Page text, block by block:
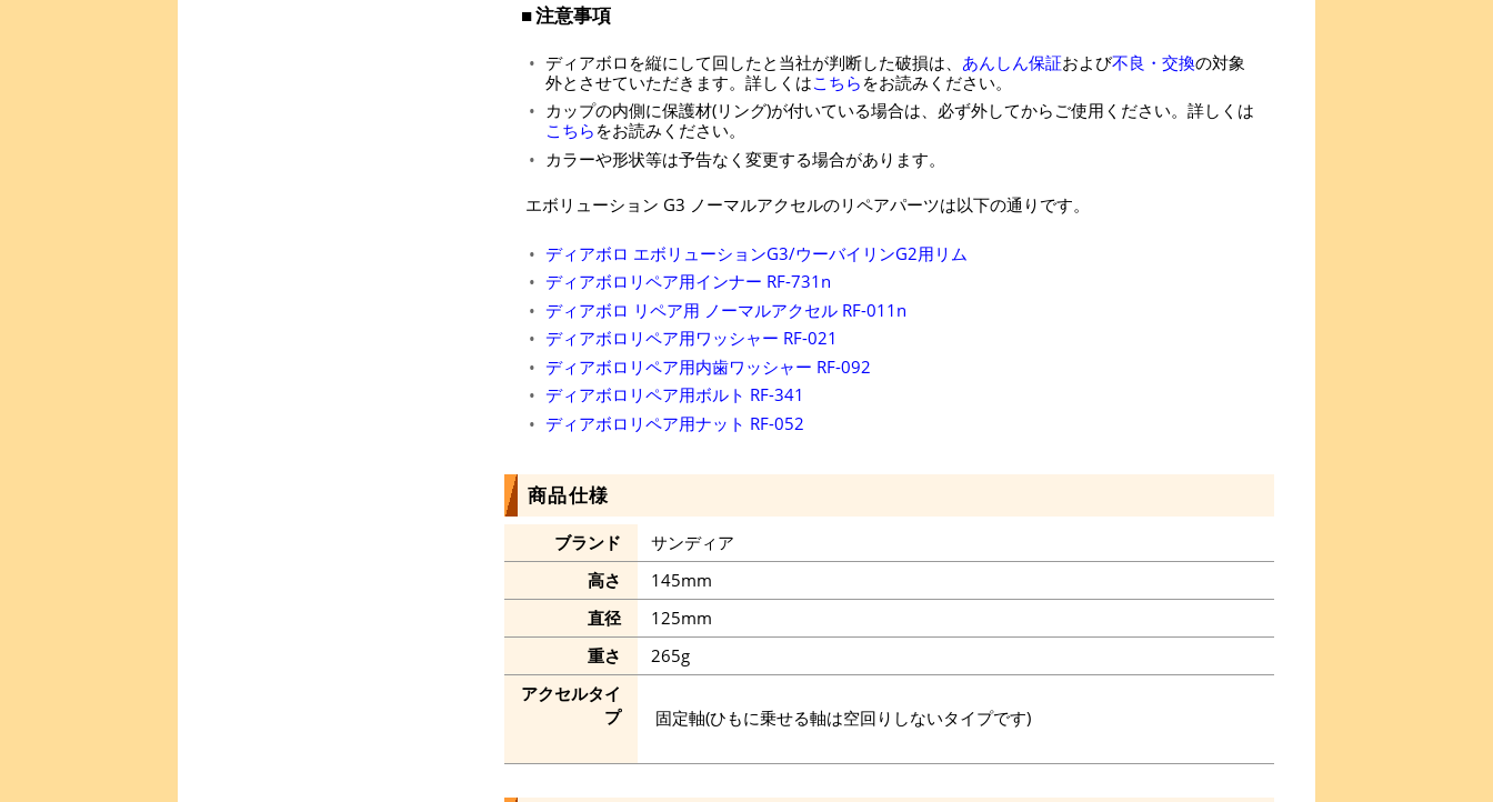
注意事項
ディアボロを縦にして回したと当社が判断した破損は、 あんしん保証および不良・交換の対象
外とさせていただきます。詳しくはこちら をお読みください。
カップの内側に保護材(リング)が付いている場合は、必ず外してからご使用ください。詳しくは
こちら をお読みください。
カラーや形状等は予告なく変更する場合があります。
エボリューション G3 ノーマルアクセルのリペアパーツは以下の通りです。
ディアボロ エボリューションG3/ウーバイリンG2用リム
ディアボロリペア用インナー RF-731n
ディアボロ リペア用 ノーマルアクセル RF-011n
ディアボロリペア用ワッシャー RF-021
ディアボロリペア用内歯ワッシャー RF-092
ディアボロリペア用ボルト RF-341
ディアボロリペア用ナット RF-052
商品仕様
ブランド
サンディア
高さ
145mm
直径
125mm
重さ
265g
アクセルタイ
プ
固定軸(ひもに乗せる軸は空回りしないタイプです)